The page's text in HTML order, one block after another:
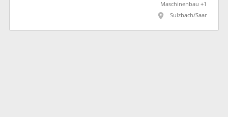
Maschinenbau +1
Sulzbach/Saar